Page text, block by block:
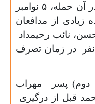
آن حمله، ۵ نوامبر
از مدافعان
نائب رحیمداد
در زمان تصرف
دوم) پسر مهراب
قبل از درگیری